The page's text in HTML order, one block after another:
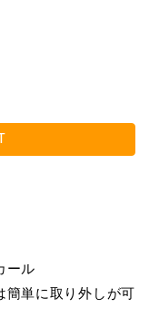
ール
簡単に取り外しが可